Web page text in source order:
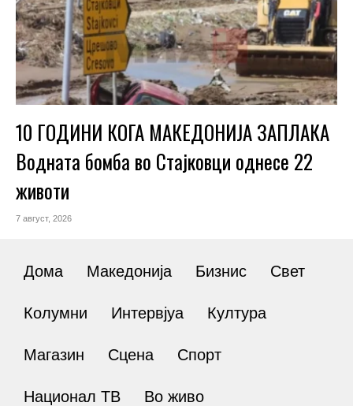
10 ГОДИНИ КОГА МАКЕДОНИЈА ЗАПЛАКА
Водната бомба во Стајковци однесе 22
животи
7 август, 2026
Дома Македонија Бизнис Свет
Колумни Интервјуа Култура
Магазин Сцена Спорт
Национал ТВ Во живо